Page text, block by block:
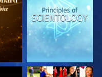
SÉRIES